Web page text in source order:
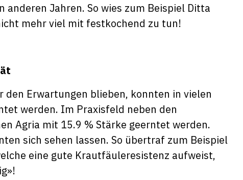
Jahren. So wies zum Beispiel Ditta
mehr viel mit festkochend zu tun!
den Erwartungen blieben, konnten in vielen
werden. Im Praxisfeld neben den
Agria mit 15.9 % Stärke geerntet werden.
sich sehen lassen. So übertraf zum Beispiel
eine gute Krautfäuleresistenz aufweist,